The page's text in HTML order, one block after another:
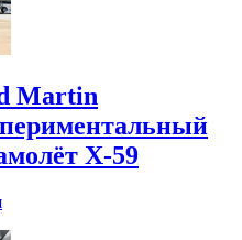
Martin
X-59